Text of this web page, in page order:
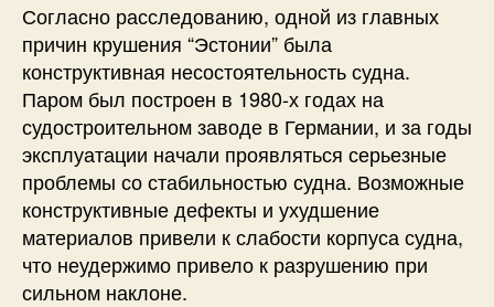
Согласно расследованию, одной из главных
причин крушения “Эстонии” была
конструктивная несостоятельность судна.
Паром был построен в 1980-х годах на
судостроительном заводе в Германии, и за годы
эксплуатации начали проявляться серьезные
проблемы со стабильностью судна. Возможные
конструктивные дефекты и ухудшение
материалов привели к слабости корпуса судна,
что неудержимо привело к разрушению при
сильном наклоне.